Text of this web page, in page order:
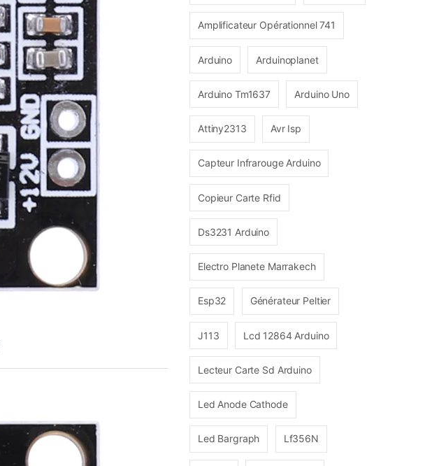
Amplificateur Opérationnel 741
Arduino Arduinoplanet
Arduino Tm1637 Arduino Uno
Attiny2313 Avr Isp
Capteur Infrarouge Arduino
Copieur Carte Rfid
Ds3231 Arduino
Electro Planete Marrakech
Esp32 Générateur Peltier
J113 Lcd 12864 Arduino
Lecteur Carte Sd Arduino
Led Anode Cathode
Led Bargraph Lf356N